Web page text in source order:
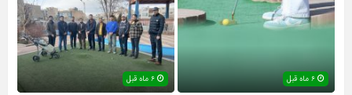
۶ ماه قبل